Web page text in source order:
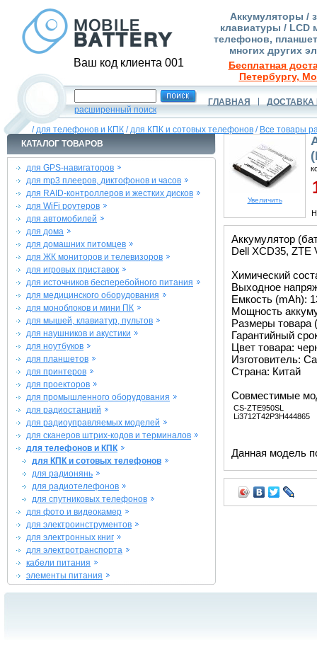
Ваш код клиента 001
Аккумуляторы /
клавиатуры / LCD
телефонов,
многих других
Бесплатная
Петербургу,
расширенный поиск
ГЛАВНАЯ ДОСТАВКА
/для телефонов и КПК /для КПК и сотовых телефонов / Все товары
КАТАЛОГ ТОВАРОВ
для GPS-навигаторов
для mp3 плееров, диктофонов и часов
для RAID-контроллеров и жестких дисков
для WiFi роутеров
для автомобилей
для дома
для домашних питомцев
для ЖК мониторов и телевизоров
для игровых приставок
для источников бесперебойного питания
для медицинского оборудования
для моноблоков и мини ПК
для мышей, клавиатур, пультов
для наушников и акустики
для ноутбуков
для планшетов
для принтеров
для проекторов
для промышленного оборудования
для радиостанций
для радиоуправляемых моделей
для сканеров штрих-кодов и терминалов
для телефонов и КПК
для КПК и сотовых телефонов
для радионянь
для радиотелефонов
для спутниковых телефонов
для фото и видеокамер
для электроинструментов
для электронных книг
для электротранспорта
кабели питания
элементы питания
Увеличить
Аккумулятор
Dell XCD35, ZTE
Химический
Выходное
Емкость (mAh):
Мощность
Размеры товара
Гарантийный
Цвет товара:
Изготовитель:
Страна: Китай
Совместимые
CS-ZTE950SL
Li3712T42P3H444865
Данная модель